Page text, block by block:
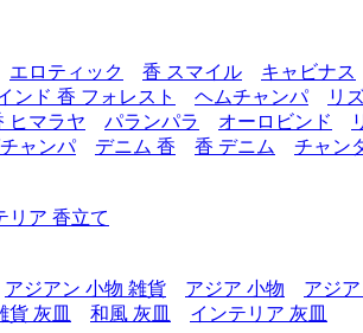
エロティック 香 スマイル キャビナス
ンド 香 フォレスト ヘムチャンパ リ
ヒマラヤ パランパラ オーロビンド
ャンパ デニム 香 香 デニム チャン
リア 香立て
アジアン 小物 雑貨 アジア 小物 アジ
貨 灰皿 和風 灰皿 インテリア 灰皿